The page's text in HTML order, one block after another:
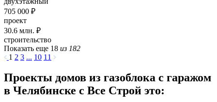
705 000 ₽
проект
30.6 млн. ₽
строительство
Показать еще 18 из 182
1 2 3 ... 10 11
Проекты домов из газоблока с гаражом
в Челябинске с Все Строй это: